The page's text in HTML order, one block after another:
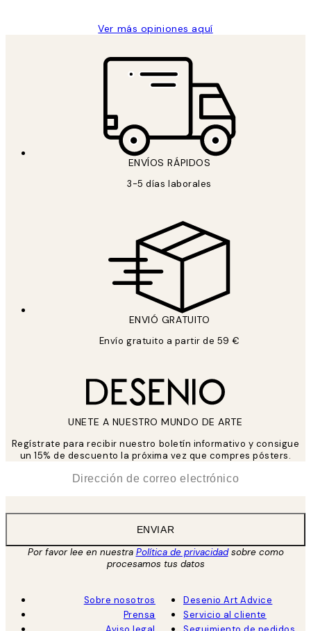
Ver más opiniones aquí
ENVÍOS RÁPIDOS
3-5 días laborales
ENVIÓ GRATUITO
Envío gratuito a partir de 59 €
UNETE A NUESTRO MUNDO DE ARTE
Regístrate para recibir nuestro boletín informativo y consigue
un 15% de descuento la próxima vez que compres pósters.
ENVIAR
Por favor lee en nuestra Política de privacidadsobre como
procesamos tus datos
Sobre nosotros
Prensa
Desenio Art Advice
Servicio al cliente